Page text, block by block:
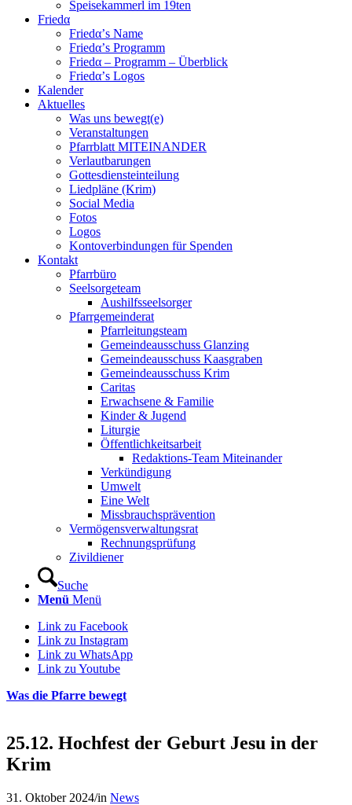
Speisekammerl im 19ten
Friedα
Friedα’s Name
Friedα’s Programm
Friedα – Programm – Überblick
Friedα’s Logos
Kalender
Aktuelles
Was uns bewegt(e)
Veranstaltungen
Pfarrblatt MITEINANDER
Verlautbarungen
Gottesdiensteinteilung
Liedpläne (Krim)
Social Media
Fotos
Logos
Kontoverbindungen für Spenden
Kontakt
Pfarrbüro
Seelsorgeteam
Aushilfsseelsorger
Pfarrgemeinderat
Pfarrleitungsteam
Gemeindeausschuss Glanzing
Gemeindeausschuss Kaasgraben
Gemeindeausschuss Krim
Caritas
Erwachsene & Familie
Kinder & Jugend
Liturgie
Öffentlichkeitsarbeit
Redaktions-Team Miteinander
Verkündigung
Umwelt
Eine Welt
Missbrauchsprävention
Vermögensverwaltungsrat
Rechnungsprüfung
Zivildiener
Suche
Menü Menü
Link zu Facebook
Link zu Instagram
Link zu WhatsApp
Link zu Youtube
Was die Pfarre bewegt
25.12. Hochfest der Geburt Jesu in der
Krim
31. Oktober 2024/in News